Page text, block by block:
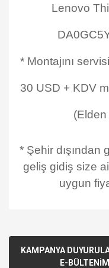
Lenovo
* Montajını
30 USD + KDV
* Şehir dışından
geliş gidiş size
uygun
KAMPANYA
E-